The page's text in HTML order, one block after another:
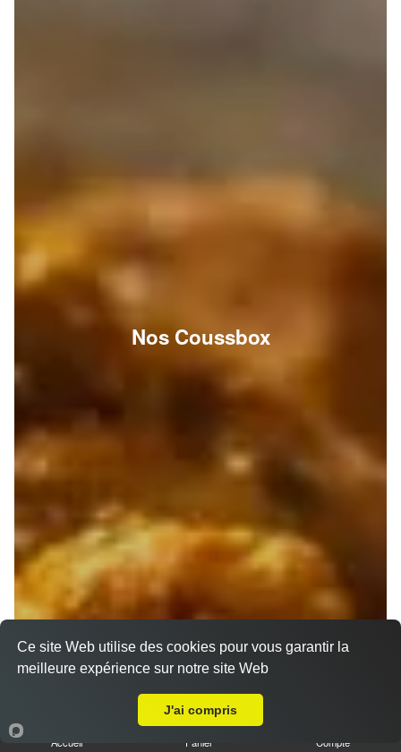
Nos Coussbox
Accueil Panier Compte
Ce site Web utilise des cookies pour vous garantir la
meilleure expérience sur notre site Web
J'ai compris